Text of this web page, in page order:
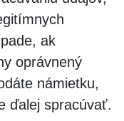
ak
oprávnený
námietku,
ďalej spracúvať.